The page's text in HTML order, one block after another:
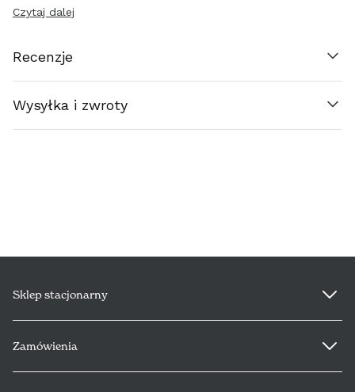
ΕΛΛΆΔΑ (€)
POLSKA (PLN)
Czytaj dalej
Recenzje
Wysyłka i zwroty
Sklep stacjonarny
Zamówienia